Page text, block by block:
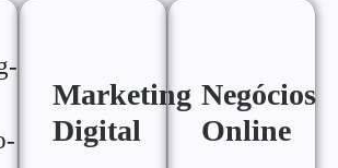
Marketing
Digital
Negócios
Online